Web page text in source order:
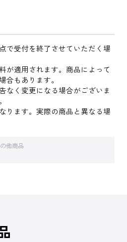
で受付を終了させていただく場
が適用されます。商品によって
合もあります。
なく変更になる場合がございま
ります。実際の商品と異なる場
他商品